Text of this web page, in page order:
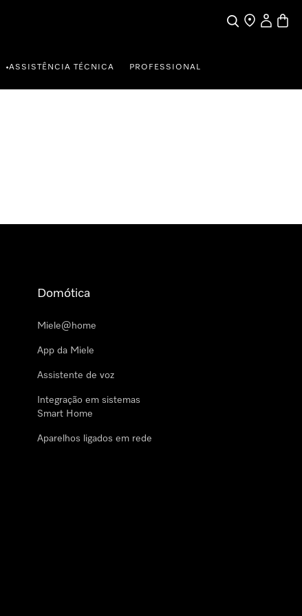
PesquisaEncontrar loja
A minha
•ASSISTÊNCIA TÉCNICA PROFESSIONAL
Domótica
Miele@home
App da Miele
Assistente de voz
Integração em sistemas
Smart Home
Aparelhos ligados em rede